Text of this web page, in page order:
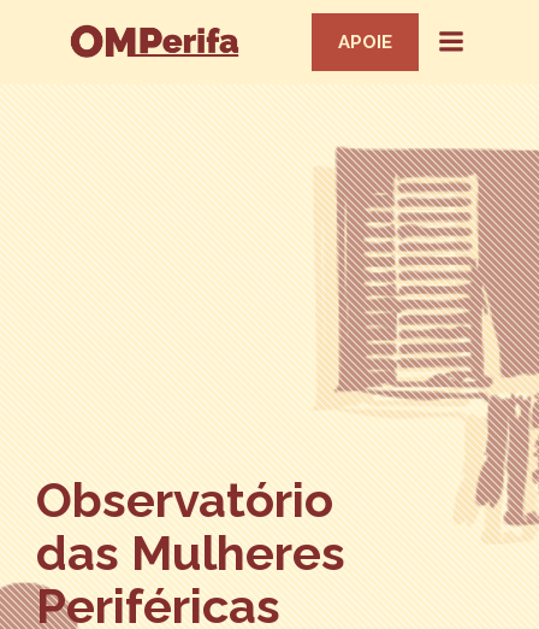
APOIE
Observatório
das Mulheres
Periféricas